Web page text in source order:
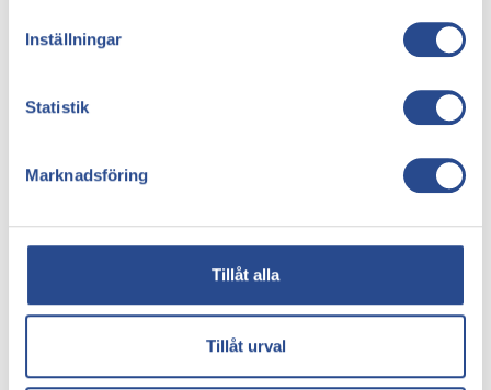
Inställningar
Statistik
Marknadsföring
Tillåt alla
Tillåt urval
Priser för behandling
ådernät
Priset beror på vilken behandling som ska
göras och en individuell bedömning görs
alltid vid en konsultation. Du kommer att få
individuellt pris vid konsultationen hos våra